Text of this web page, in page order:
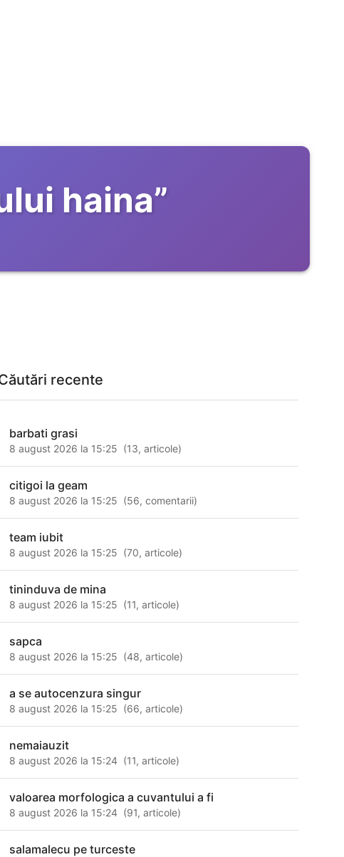
haina”
recente
barbati grasi
8 august 2026 la 15:25 (13,articole)
citigoi la geam
8 august 2026 la 15:25 (56,comentarii)
team iubit
8 august 2026 la 15:25 (70,articole)
tininduva de mina
8 august 2026 la 15:25 (11,articole)
sapca
8 august 2026 la 15:25 (48,articole)
a se autocenzura singur
8 august 2026 la 15:25 (66,articole)
nemaiauzit
8 august 2026 la 15:24 (11,articole)
valoarea morfologica a cuvantului a fi
8 august 2026 la 15:24 (91,articole)
salamalecu pe turceste